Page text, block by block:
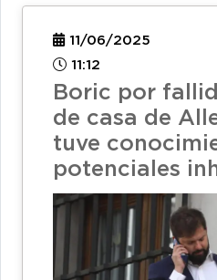
11/06/2025
11:12
Boric por
de casa de
tuve
potenciales